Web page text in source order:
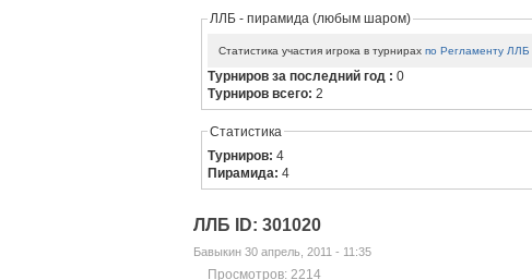
ЛЛБ - пирамида (любым шаром)
Статистика участия игрока в турнирахпо Регламенту ЛЛБ
Турниров за последний год :0
Турниров всего:2
Статистика
Турниров:4
Пирамида:4
ЛЛБ ID: 301020
Бавыкин 30 апрель, 2011 - 11:35
Просмотров: 2214